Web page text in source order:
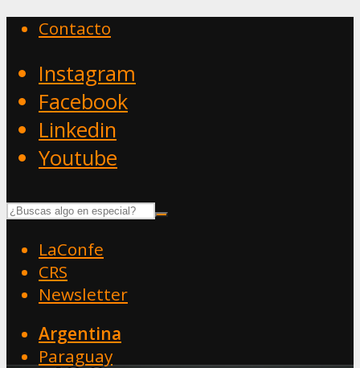
Contacto
Instagram
Facebook
Linkedin
Youtube
LaConfe
CRS
Newsletter
Argentina
Paraguay